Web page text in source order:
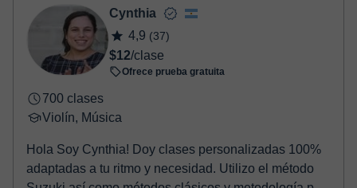
- Paypal.
Una vez realices el pago de la clase, recibirás un e-mail de
confirmación de la reserva.
Cynthia
4,9 (37)
$12/clase
Ofrece prueba gratuita
700 clases
Violín, Música
Hola Soy Cynthia! Doy clases personalizadas 100%
adaptadas a tu ritmo y necesidad. Utilizo el método